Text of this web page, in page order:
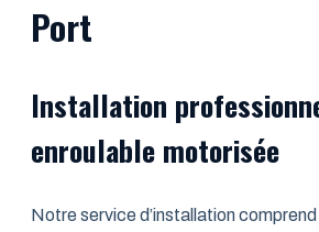
Port
Installation
enroulable motorisée
Notre service d’installation comprend